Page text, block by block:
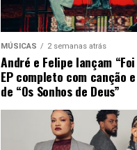
MÚSICAS 2 semanas atrás
André e Felipe lançam
EP completo com canção
de “Os Sonhos de Deus”